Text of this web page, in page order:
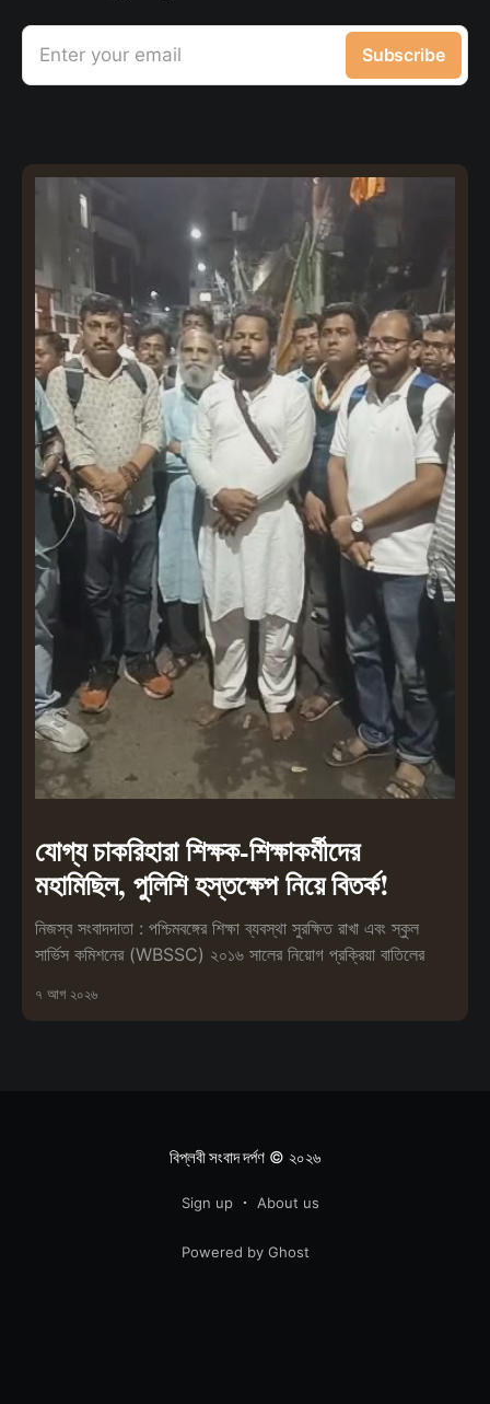
Enter your email Subscribe
যোগ্য চাকরিহারা শিক্ষক-শিক্ষাকর্মীদের
মহামিছিল, পুলিশি হস্তক্ষেপ নিয়ে বিতর্ক!
নিজস্ব সংবাদদাতা : পশ্চিমবঙ্গের শিক্ষা ব্যবস্থা সুরক্ষিত রাখা এবং স্কুল
সার্ভিস কমিশনের (WBSSC) ২০১৬ সালের নিয়োগ প্রক্রিয়া বাতিলের
৭ আগ ২০২৬
বিপ্লবী সংবাদ দর্পণ© ২০২৬
Sign up About us
Powered by Ghost